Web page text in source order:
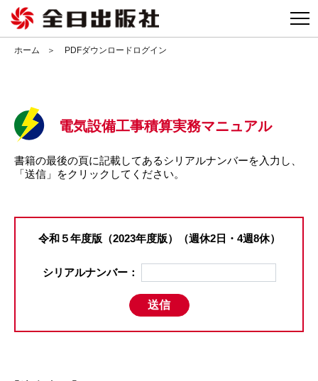
ホーム PDFダウンロードログイン
電気設備工事積算実務マニュアル
書籍の最後の頁に記載してあるシリアルナンバーを入力し、
「送信」をクリックしてください。
令和５年度版（2023年度版）（週休2日・4週8休）
シリアルナンバー：